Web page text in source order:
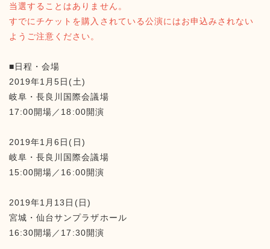
当選することはありません。
すでにチケットを購入されている公演にはお申込みされない
ようご注意ください。
■日程・会場
2019年1月5日(土)
岐阜・長良川国際会議場
17:00開場／18:00開演
2019年1月6日(日)
岐阜・長良川国際会議場
15:00開場／16:00開演
2019年1月13日(日)
宮城・仙台サンプラザホール
16:30開場／17:30開演